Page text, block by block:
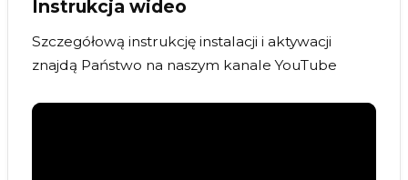
Instrukcja wideo
Szczegółową instrukcję instalacji i aktywacji
znajdą Państwo na naszym kanale YouTube